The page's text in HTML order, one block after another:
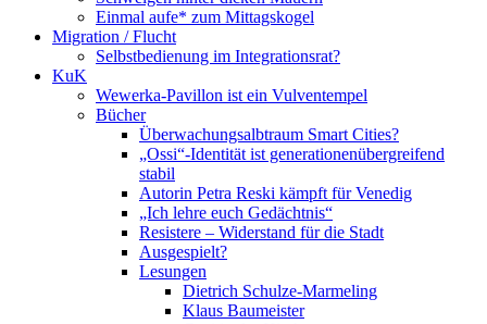
Einmal aufe* zum Mittagskogel
Migration / Flucht
Selbstbedienung im Integrationsrat?
KuK
Wewerka-Pavillon ist ein Vulventempel
Bücher
Überwachungsalbtraum Smart Cities?
„Ossi“-Identität ist generationenübergreifend
stabil
Autorin Petra Reski kämpft für Venedig
„Ich lehre euch Gedächtnis“
Resistere – Widerstand für die Stadt
Ausgespielt?
Lesungen
Dietrich Schulze-Marmeling
Klaus Baumeister